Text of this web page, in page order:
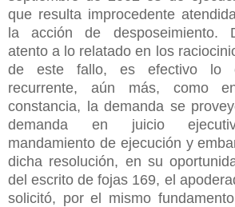
que resulta improcedente
la acción de desposeimiento.
atento a lo relatado en los
de este fallo, es efectivo lo
recurrente, aún más, como
constancia, la demanda se
demanda en juicio
mandamiento de ejecución y
dicha resolución, en su
del escrito de fojas 169, el
solicitó, por el mismo